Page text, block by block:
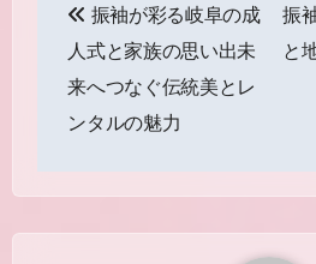
稿
ナ
ビ
ゲ
ー
振袖が彩る岐阜の成
人式と家族の思い出未
来へつなぐ伝統美とレ
ンタルの魅力
振
と